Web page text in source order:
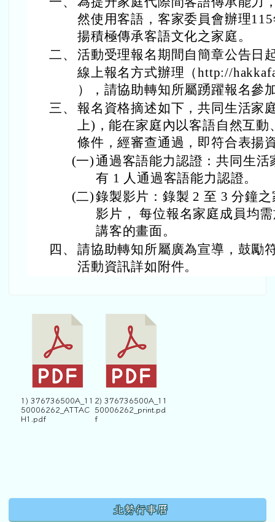
然使用客語，客家委員會辦理
揚積極傳承客語文化之家庭。
二、 活動受理報名期間自簡章公告日
線上報名方式辦理（http://
），請協助轉知所屬踴躍報名參
三、 報名資格摘述如下，共同生活家
上)，能在家庭內以客語自然互
條件，經審查通過，即符合表揚
(一)通過客語能力認證：共同生
有 1 人通過客語能力認證。
(二)錄製影片：錄製 2 至 3 分鐘
影片， 每位報名家庭成員均
講客的畫面。
四、 請協助轉知所屬廣為宣導，鼓勵
活動資訊詳如附件。
1) 376736500A_11
50006262_ATTAC
H1.pdf
2) 376736500A_11
50006262_print.pd
f
北勢行事曆